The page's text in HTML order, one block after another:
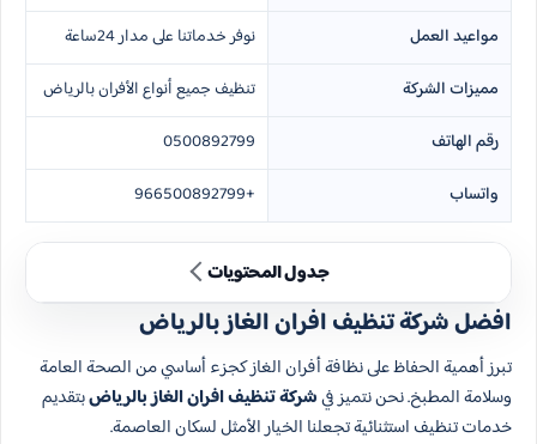
مواعيد العمل
نوفر خدماتنا على مدار 24ساعة
مميزات الشركة
تنظيف جميع أنواع الأفران بالرياض
رقم الهاتف
0500892799
واتساب
+966500892799
جدول المحتويات
افضل شركة تنظيف افران الغاز بالرياض
تبرز أهمية الحفاظ على نظافة أفران الغاز كجزء أساسي من الصحة العامة
وسلامة المطبخ. نحن نتميز فيشركة تنظيف افران الغاز بالرياضبتقديم
خدمات تنظيف استثنائية تجعلنا الخيار الأمثل لسكان العاصمة.